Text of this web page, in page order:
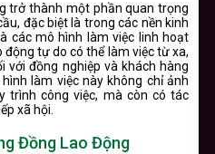
trở thành một phần quan trọng
đặc biệt là trong các nền kinh
các mô hình làm việc linh hoạt
tự do có thể làm việc từ xa,
với đồng nghiệp và khách hàng
làm việc này không chỉ ảnh
trình công việc, mà còn có tác
xã hội.
Đồng Lao Động